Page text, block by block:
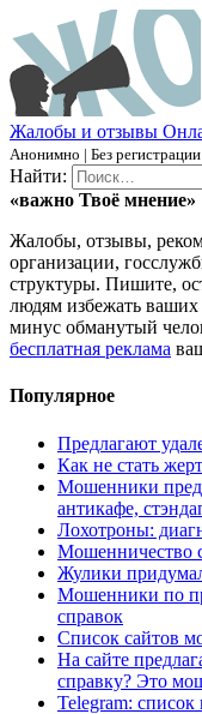
Жалобы и отзывы О
Анонимно | Без регистрации
Найти:
«важно Твоё мнение»
Жалобы, отзывы,
организации,
структуры. Пишите,
людям избежать
минус обманутый
бесплатная реклама
Популярное
Предлагают
Как не стать
Мошенники
антикафе,
Лохотроны:
Мошенничество
Жулики
Мошенники по
справок
Список сайтов
На сайте
справку? Это
Telegram: